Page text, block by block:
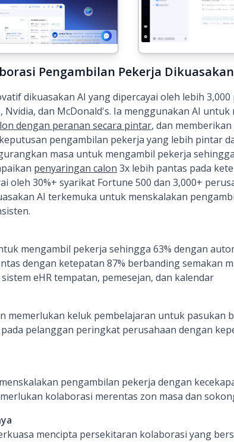
Pengambilan Pekerja
dikuasakan AI yang dipercayai oleh lebih
Nvidia, dan McDonald's. Ia menggunakan AI
dengan peranan secara pintar, dan
pengambilan pekerja yang lebih pintar
masa untuk mengambil pekerja
penyaringan calon 3x lebih pantas pada
oleh 30%+ syarikat Fortune 500 dan 3,000+
AI terkemuka untuk menskalakan
mengambil pekerja sehingga 63% dengan
dengan ketepatan 87% berbanding semakan
eHR tempatan, pemesejan, dan kalendar
memerlukan keluk pembelajaran untuk pasukan
pelanggan peringkat perusahaan dengan
pengambilan pekerja dengan
kolaborasi merentas zon masa dan
mencipta persekitaran kolaborasi yang